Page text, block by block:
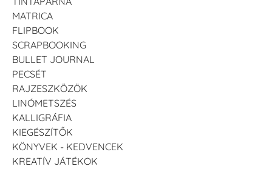
MATRICA
FLIPBOOK
SCRAPBOOKING
BULLET JOURNAL
PECSÉT
RAJZESZKÖZÖK
LINÓMETSZÉS
KALLIGRÁFIA
KIEGÉSZÍTŐK
KÖNYVEK - KEDVENCEK
KREATÍV JÁTÉKOK